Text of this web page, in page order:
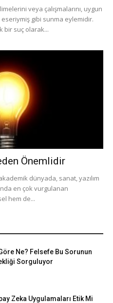
veya çalışmalarını, uygun
gibi sunma eylemidir.
bir suç olarak...
Önemlidir
dünyada, sanat, yazılım
en çok vurgulanan
hem de...
Ne? Felsefe Bu Sorunun
Sorguluyor
Zeka Uygulamaları Etik Mi